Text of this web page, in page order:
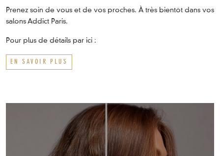
Prenez soin de vous et de vos proches. À très bientôt dans vos
salons Addict Paris.
Pour plus de détails par ici :
EN SAVOIR PLUS